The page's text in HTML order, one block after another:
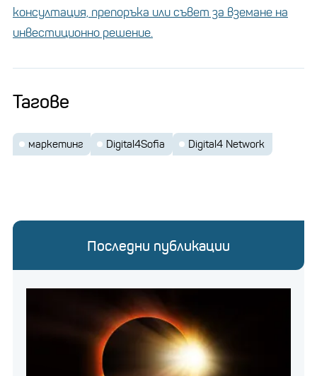
консултация, препоръка или съвет за вземане на
инвестиционно решение.
Тагове
маркетинг Digital4Sofia Digital4 Network
Последни публикации